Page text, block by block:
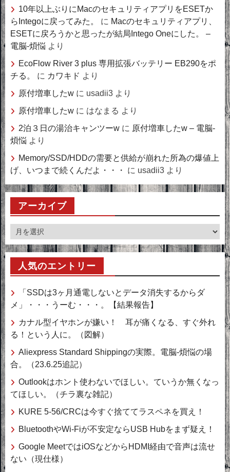
10年以上ぶりにMacのセキュリティアプリをESETか
らIntegoに戻ってみた。
に Macのセキュリティアプリ、
ESETに戻ろうかと思ったが結局Intego Oneにした。 –
電脳-煩悩 より
EcoFlow River 3 plus 専用拡張バッテリー EB290をポ
チる。
に カワキド より
原付増車したw に usadii3 より
原付増車したw に はなまる より
2泊３日の湯治キャンツーw に 原付増車したw – 電脳-
煩悩 より
Memory/SSD/HDDの需要と供給が崩れた所為の爆値上
げ、いつまで続くんだよ・・・
に usadii3 より
アーカイブ
ア
ー
カ
ブ
人気のエントリー
「SSDは3ヶ月通電しないとデータ消失するからダ
メ」・・・うーむ・・・。【結果報告】
カナル型イヤホンが嫌い！ 耳が痛くなる、すぐ外れ
る！という人に。（図解）
Aliexpress Standard Shippingの実際。電脳-煩悩の場
合。（23.6.25追記）
Outlookはホント使わないでほしい。ていうか無くなっ
てほしい。（チラ裏な雑記）
KURE 5-56/CRCは今すぐ捨ててラスペネを買え！
BluetoothやWi-Fiが不安定ならUSB Hubをまず疑え！
Google MeetではiOSなどからHDMI経由で音声は流せ
ない（現仕様）